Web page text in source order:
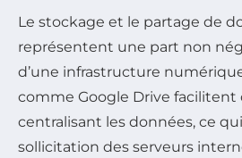
Le stockage et le partage de
représentent une part non
d’une infrastructure
comme Google Drive
centralisant les données, ce
sollicitation des serveurs